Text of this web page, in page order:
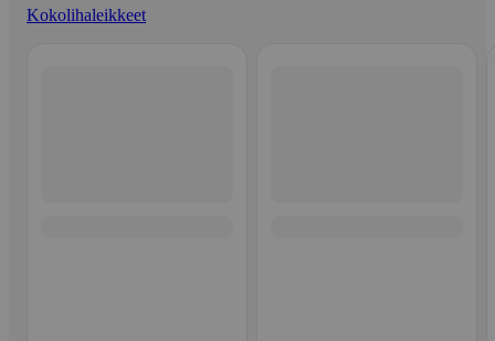
Kokolihaleikkeet